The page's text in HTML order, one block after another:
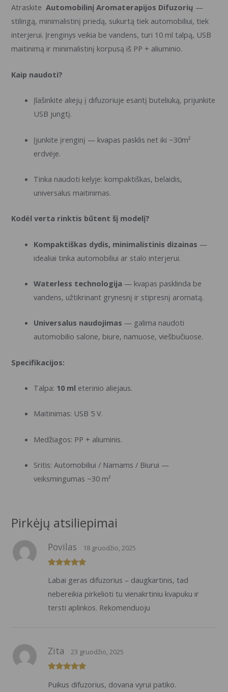
Atraskite Automobilinį Aromaterapijos Difuzorių —
stilingą, minimalistinį priedą, sukurtą tiek automobiliui, tiek
interjerui. Įrenginys veikia be vandens, turi 10 ml talpą, USB
maitinimą ir minimalistinį korpusą iš PP + aliuminio.
Kaip naudoti?
Įlašinkite aliejų į difuzoriuje esantį buteliuką, prijunkite
USB jungtį.
Įjunkite įrenginį — kvapas pasklis net iki ~30m²
erdvėje.
Tinka naudoti kelyje: kompaktiškas, belaidis,
universalus maitinimas.
Kodėl verta rinktis būtent šį modelį?
Kompaktiškas dydis, minimalistinis dizainas —
idealiai tinka automobiliui ar stalo interjerui.
Waterless technologija — kvapas pasklinda be
vandens, užtikrinant grynesnį ir stipresnį aromatą.
Universalus naudojimas — galima naudoti
automobilio salone, biure, namuose, viešbučiuose.
Specifikacijos:
Talpa: 10 ml eterinio aliejaus.
Maitinimas: USB 5 V.
Medžiagos: PP + aliuminis.
Sritis: Automobiliui / Namams / Biurui —
veiksmingumas ~30 m²
Pirkėjų atsiliepimai
5 iš 5
Povilas 18 gruodžio, 2025
Labai geras difuzorius – daugkartinis, tad
nebereikia pirkelioti tu vienakrtiniu kvapuku ir
tersti aplinkos. Rekomenduoju
5iš 5
Zita 23 gruodžio, 2025
Puikus difuzorius, dovana vyrui patiko.